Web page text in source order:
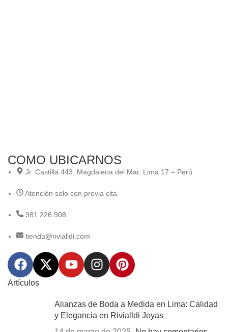
COMO UBICARNOS
Jr. Castilla 443, Magdalena del Mar, Lima 17 – Perú
Atención solo con previa cita
981 226 908
tienda@rivialldi.com
Artículos
Alianzas de Boda a Medida en Lima: Calidad
y Elegancia en Rivialldi Joyas